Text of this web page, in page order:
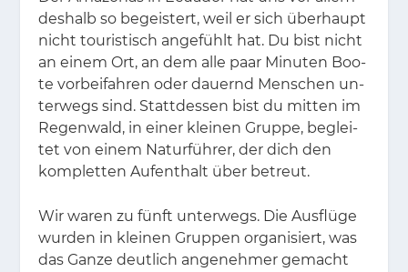
des­halb so be­geis­tert, weil er sich über­haupt
nicht tou­ris­tisch an­ge­fühlt hat. Du bist nicht
an ei­nem Ort, an dem alle paar Mi­nu­ten Boo­
te vor­bei­fah­ren oder dau­ernd Men­schen un­
ter­wegs sind. Statt­des­sen bist du mit­ten im
Re­gen­wald, in ei­ner klei­nen Grup­pe, be­glei­
tet von ei­nem Na­tur­füh­rer, der dich den
kom­plet­ten Auf­ent­halt über be­treut.
Wir wa­ren zu fünft un­ter­wegs. Die Aus­flü­ge
wur­den in klei­nen Grup­pen or­ga­ni­siert, was
das Gan­ze deut­lich an­ge­neh­mer ge­macht